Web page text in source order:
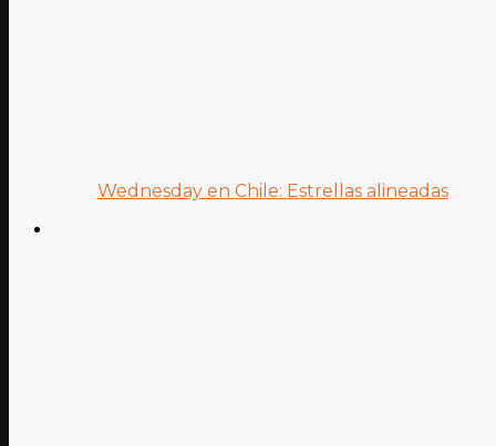
Wednesday en Chile: Estrellas alineadas